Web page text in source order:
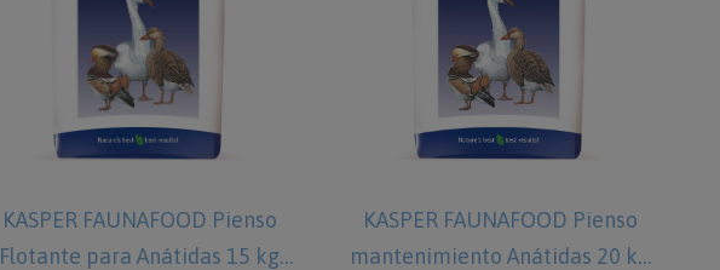
KASPER FAUNAFOOD Pienso
Flotante para Anátidas 15 kg
KASPER FAUNAFOOD Pienso
mantenimiento Anátidas 20 kg